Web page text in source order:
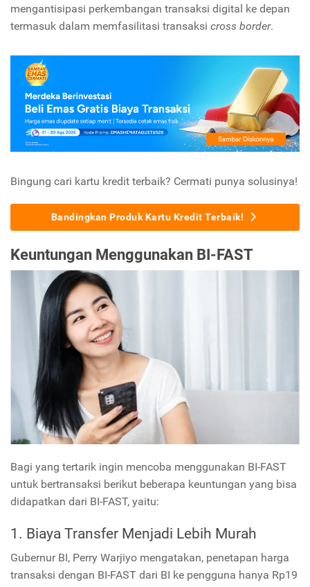
mengantisipasi perkembangan transaksi digital ke depan
termasuk dalam memfasilitasi transaksi cross border.
Bingung cari kartu kredit terbaik? Cermati punya solusinya!
Bandingkan Produk Kartu Kredit Terbaik!
Keuntungan Menggunakan BI-FAST
Bagi yang tertarik ingin mencoba menggunakan BI-FAST
untuk bertransaksi berikut beberapa keuntungan yang bisa
didapatkan dari BI-FAST, yaitu:
1. Biaya Transfer Menjadi Lebih Murah
Gubernur BI, Perry Warjiyo mengatakan, penetapan harga
transaksi dengan BI-FAST dari BI ke pengguna hanya Rp19